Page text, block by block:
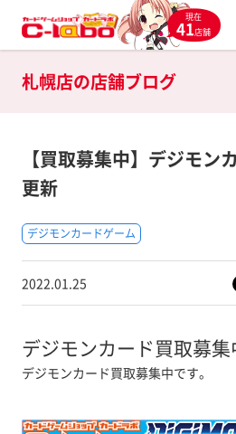
現在
41店舗
札幌店の店舗ブログ
【買取募集中】デジモン
更新
デジモンカードゲーム
2022.01.25
デジモンカード買取募集
デジモンカード買取募集中です。